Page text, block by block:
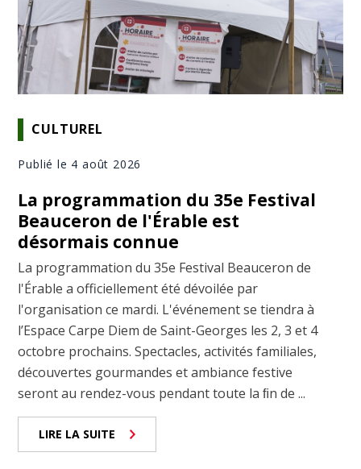
CULTUREL
Publié le 4 août 2026
La programmation du 35e Festival
Beauceron de l'Érable est
désormais connue
La programmation du 35e Festival Beauceron de
l'Érable a officiellement été dévoilée par
l'organisation ce mardi. L'événement se tiendra à
l’Espace Carpe Diem de Saint-Georges les 2, 3 et 4
octobre prochains. Spectacles, activités familiales,
découvertes gourmandes et ambiance festive
seront au rendez-vous pendant toute la ﬁn de ...
LIRE LA SUITE